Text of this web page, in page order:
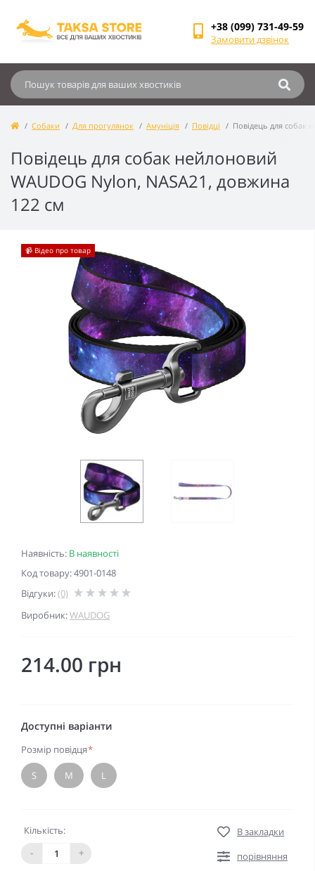
+38 (099) 731-49-59
Замовити дзвінок
Собаки Для прогулянок Амуніція Повідці Повідець для собак
Повідець для собак нейлоновий
WAUDOG Nylon, NASA21, довжина
122 см
Наявність: В наявності
Код товару: 4901-0148
Відгуки:(0)
Виробник:WAUDOG
📹 Відео про товар
214.00 грн
Доступні варіанти
Розмір повідця*
S M L
Кількість:
-
+
В закладки
порівняння